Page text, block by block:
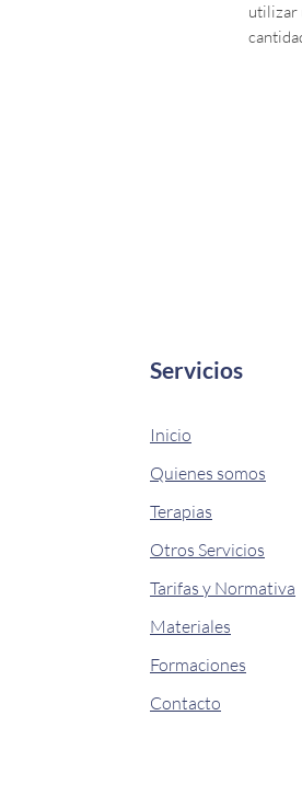
utilizar
Servicios
Inicio
Quienes somos
Terapias
Otros Servicios
Tarifas y Normativa
Materiales
Formaciones
Contacto